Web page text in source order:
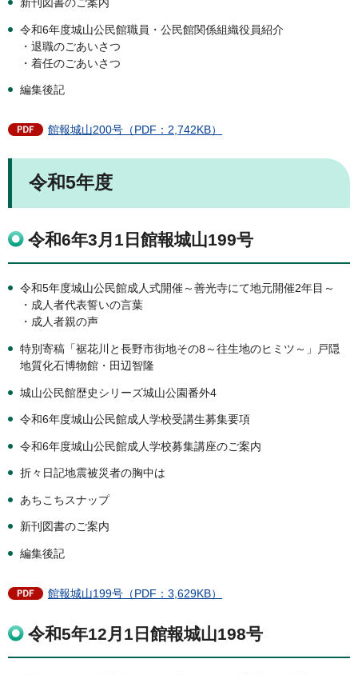
令和6年度城山公民館職員・公民館関係組織役員紹介
・退職のごあいさつ
・着任のごあいさつ
編集後記
館報城山200号（PDF：2,742KB）
令和5年度
令和6年3 月1日館報城山199号
令和5年度城山公民館成人式開催～善光寺にて地元開催2年目～
・成人者代表誓いの言葉
・成人者親の声
特別寄稿「裾花川と長野市街地その8～往生地のヒミツ～」戸隠
地質化石博物館・田辺智隆
城山公民館歴史シリーズ城山公園番外4
令和6年度城山公民館成人学校受講生募集要項
令和6年度城山公民館成人学校募集講座のご案内
折々日記地震被災者の胸中は
あちこちスナップ
新刊図書のご案内
編集後記
館報城山199号（PDF：3,629KB）
令和5年12月1日館報城山198号